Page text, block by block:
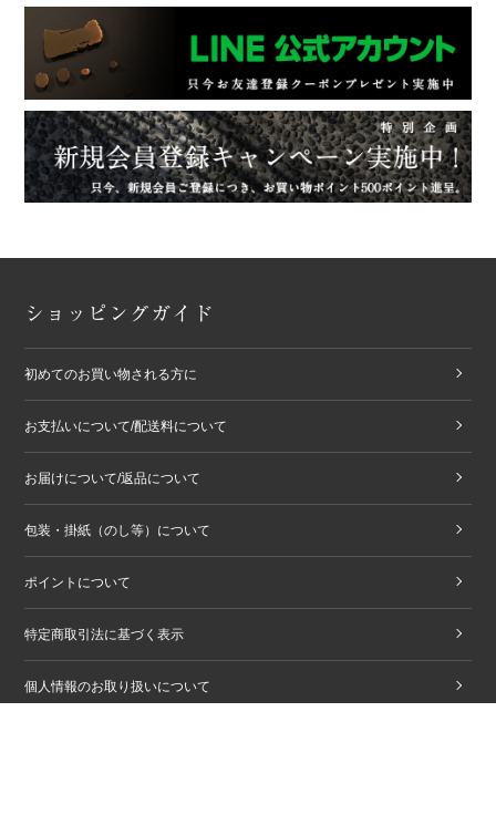
ショッピングガイド
初めてのお買い物される方に
お支払いについて/配送料について
お届けについて/返品について
包装・掛紙（のし等）について
ポイントについて
特定商取引法に基づく表示
個人情報のお取り扱いについて